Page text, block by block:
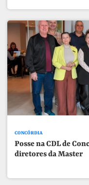
CONCÓRDIA
Posse na CDL de Concórdia: Jovem,
diretores da Master